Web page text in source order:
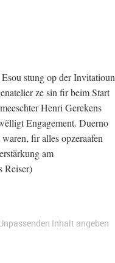
stung op der Invitatioun
ze sin fir beim Start
Henri Gerekens
Engagement. Duerno
fir alles opzeraafen
am
Reiser)
Inhalt angeben